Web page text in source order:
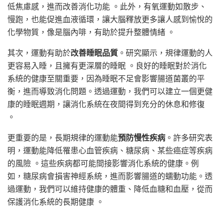
低焦慮感，進而改善消化功能 。此外，有氧運動如散步、
慢跑，也能促進血液循環，讓大腦釋放更多讓人感到愉悅的
化學物質，像是腦內啡，有助於提升整體情緒 。
其次，運動有助於改善睡眠品質 。研究顯示，規律運動的人
更容易入睡，且擁有更深層的睡眠 。良好的睡眠對於消化
系統的健康至關重要，因為睡眠不足會影響腸道菌叢的平
衡，進而導致消化問題。透過運動，我們可以建立一個更健
康的睡眠週期，讓消化系統在夜間得到充分的休息和修復
。
更重要的是，長期規律的運動能預防慢性疾病 。許多研究表
明，運動能降低罹患心血管疾病、糖尿病、某些癌症等疾病
的風險 。這些疾病都可能間接影響消化系統的健康。例
如，糖尿病會損害神經系統，進而影響腸道的蠕動功能。透
過運動，我們可以維持健康的體重、降低血糖和血壓，從而
保護消化系統的長期健康 。